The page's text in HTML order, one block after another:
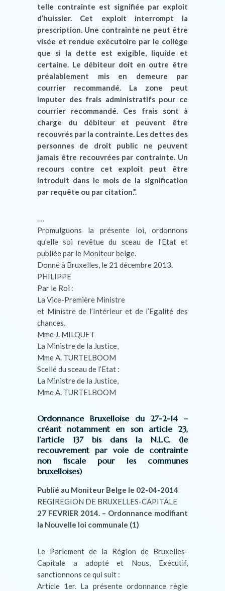
telle contrainte est signifiée par exploit
d’huissier. Cet exploit interrompt la
prescription. Une contrainte ne peut être
visée et rendue exécutoire par le collège
que si la dette est exigible, liquide et
certaine. Le débiteur doit en outre être
préalablement mis en demeure par
courrier recommandé. La zone peut
imputer des frais administratifs pour ce
courrier recommandé. Ces frais sont à
charge du débiteur et peuvent être
recouvrés par la contrainte. Les dettes des
personnes de droit public ne peuvent
jamais être recouvrées par contrainte. Un
recours contre cet exploit peut être
introduit dans le mois de la signification
par requête ou par citation.”.
….
Promulguons la présente loi, ordonnons
qu’elle soi revêtue du sceau de l’Etat et
publiée par le Moniteur belge.
Donné à Bruxelles, le 21 décembre 2013.
PHILIPPE
Par le Roi :
La Vice-Première Ministre
et Ministre de l’Intérieur et de l’Egalité des
chances,
Mme J. MILQUET
La Ministre de la Justice,
Mme A. TURTELBOOM
Scellé du sceau de l’Etat :
La Ministre de la Justice,
Mme A. TURTELBOOM
Ordonnance Bruxelloise du 27-2-14 –
créant notamment en son article 23,
l’article 137 bis dans la N.L.C. (le
recouvrement par voie de contrainte
non fiscale pour les communes
bruxelloises)
Publié au Moniteur Belge le 02-04-2014
REGIREGION DE BRUXELLES-CAPITALE
27 FEVRIER 2014. – Ordonnance modifiant
la Nouvelle loi communale (1)
Le Parlement de la Région de Bruxelles-
Capitale a adopté et Nous, Exécutif,
sanctionnons ce qui suit :
Article 1er. La présente ordonnance règle